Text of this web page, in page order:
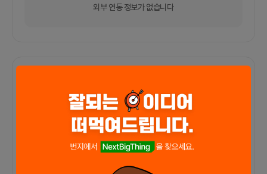
외부 연동 정보가 없습니다
0 프로젝트 0 프로챗 0